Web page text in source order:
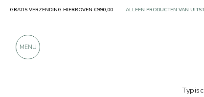
GRATIS VERZENDING HIERBOVEN €990,00 ALLEEN PRODUCTEN VAN
MENU